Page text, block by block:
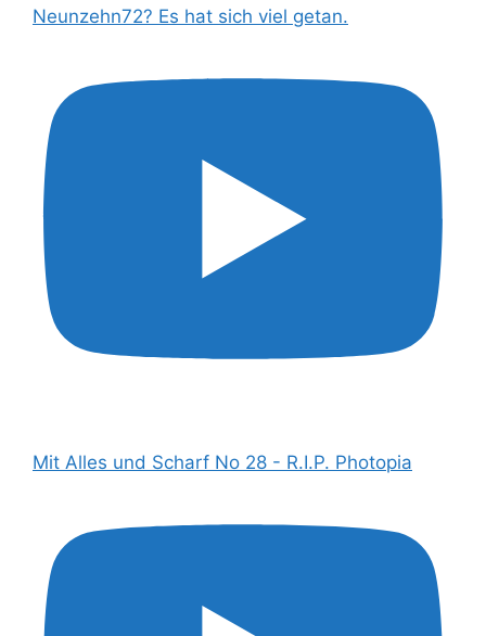
Neunzehn72? Es hat sich viel getan.
Mit Alles und Scharf No 28 - R.I.P. Photopia